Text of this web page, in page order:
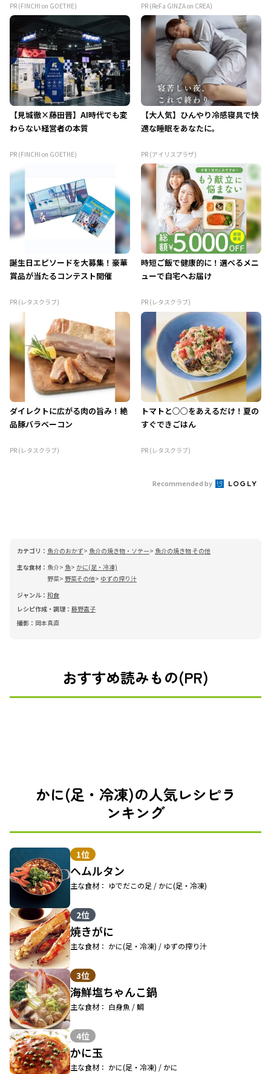
PR (FINCHI on GOETHE) PR (ReFa GINZA on CREA)
【見城徹×藤田晋】AI時代でも変
わらない経営者の本質
PR (FINCHI on GOETHE)
【大人気】ひんやり冷感寝具で快
適な睡眠をあなたに。
PR (アイリスプラザ)
誕生日エピソードを大募集！豪華
賞品が当たるコンテスト開催
PR (レタスクラブ)
時短ご飯で健康的に！選べるメニ
ューで自宅へお届け
PR (レタスクラブ)
ダイレクトに広がる肉の旨み！絶
品豚バラベーコン
PR (レタスクラブ)
トマトと○○をあえるだけ！夏の
すぐできごはん
PR (レタスクラブ)
Recommended by
カテゴリ： 魚介のおかず 魚介の焼き物・ソテー
魚介の焼き物 その他
主な食材： 魚介 魚
かに(足・冷凍)
野菜
野菜その他
ゆずの搾り汁
ジャンル： 和食
レシピ作成・調理： 藤野嘉子
撮影： 岡本真直
おすすめ読みもの(PR)
かに(足・冷凍)の人気レシピラ
ンキング
1位
ヘムルタン
主な食材： ゆでだこの足 / かに(足・冷凍)
2位
焼きがに
主な食材： かに(足・冷凍) / ゆずの搾り汁
3位
海鮮塩ちゃんこ鍋
主な食材： 白身魚 / 鯛
4位
かに玉
主な食材： かに(足・冷凍) / かに